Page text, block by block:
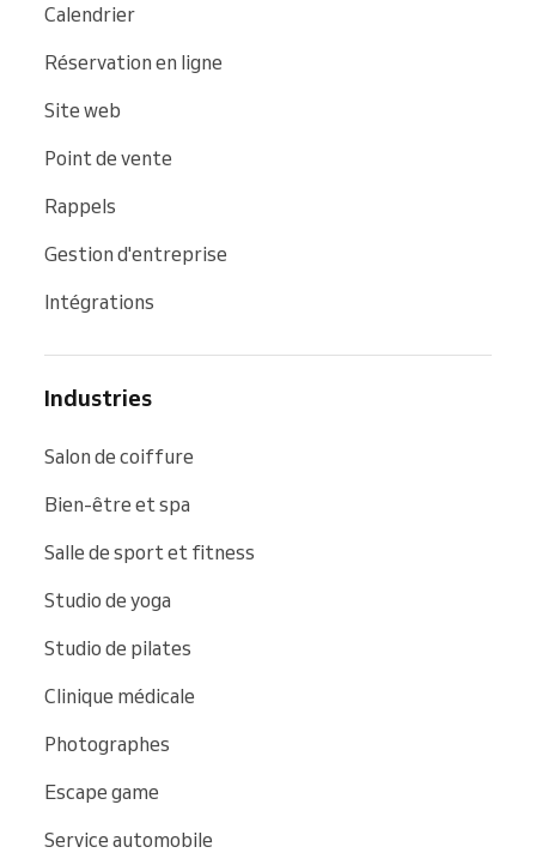
Calendrier
Réservation en ligne
Site web
Point de vente
Rappels
Gestion d'entreprise
Intégrations
Industries
Salon de coiffure
Bien-être et spa
Salle de sport et fitness
Studio de yoga
Studio de pilates
Clinique médicale
Photographes
Escape game
Service automobile